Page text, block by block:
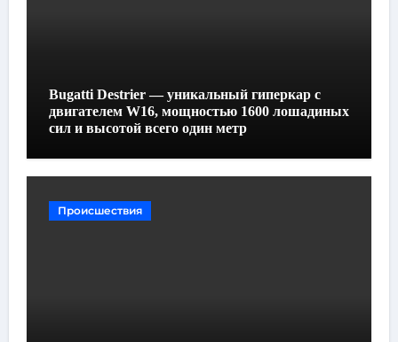
Bugatti Destrier — уникальный гиперкар с
двигателем W16, мощностью 1600 лошадиных
сил и высотой всего один метр
Происшествия